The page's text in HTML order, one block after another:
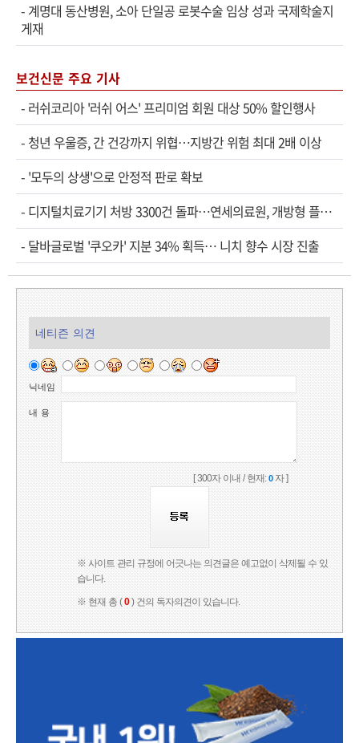
- 계명대 동산병원, 소아 단일공 로봇수술 임상 성과 국제학술지
게재
보건신문 주요 기사
- 러쉬코리아 '러쉬 어스' 프리미엄 회원 대상 50% 할인행사
- 청년 우울증, 간 건강까지 위협…지방간 위험 최대 2배 이상
- '모두의 상생'으로 안정적 판로 확보
- 디지털치료기기 처방 3300건 돌파…연세의료원, 개방형 플랫폼 성과 공개
- 달바글로벌 '쿠오카' 지분 34% 획득… 니치 향수 시장 진출
네티즌 의견
닉네임
내 용
[ 300자 이내 / 현재:0자 ]
※ 사이트 관리 규정에 어긋나는 의견글은 예고없이 삭제될 수 있
습니다.
※ 현재 총 (0) 건의 독자의견이 있습니다.